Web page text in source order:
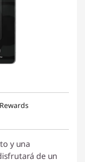
y una
de un